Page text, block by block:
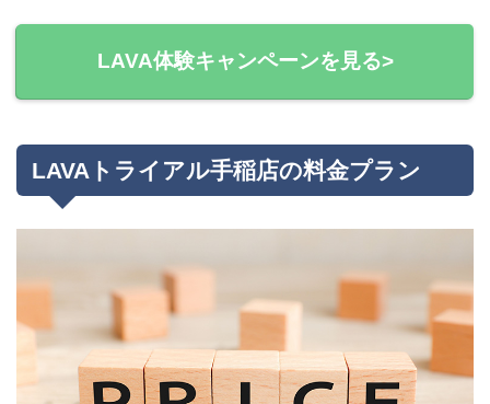
LAVA体験キャンペーンを見る>
LAVAトライアル手稲店の料金プラン